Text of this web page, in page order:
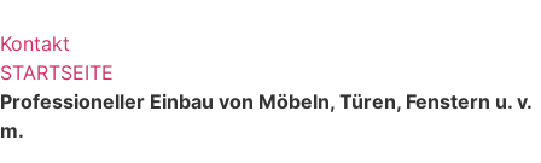
Kontakt
STARTSEITE
Professioneller Einbau von Möbeln, Türen, Fenstern u. v.
m.